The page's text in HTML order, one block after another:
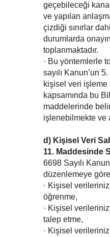
geçebileceği
ve yapılan
çizdiği sınırlar
durumlarda
toplanmaktadır.
· Bu yöntemlerle
sayılı Kanun’un
kişisel veri işleme
kapsamında bu
maddelerinde
işlenebilmekte ve
d) Kişisel Veri
11. Maddesinde
6698 Sayılı
düzenlemeye
· Kişisel
öğrenme,
· Kişisel
talep etme,
· Kişisel